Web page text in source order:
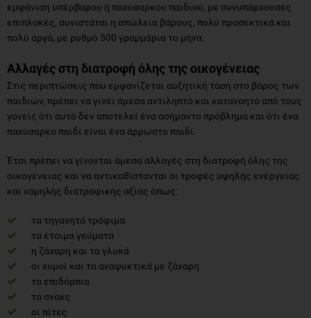
εμφάνιση υπέρβαρου ή παχύσαρκου παιδιού, με συνυπάρχουσες
επιπλοκές, συνιστάται η απώλεια βάρους, πολύ προσεκτικά και
πολύ αργά, με ρυθμό 500 γραμμάρια το μήνα.
Αλλαγές στη διατροφή όλης της οικογένειας
Στις περιπτώσεις που εμφανίζεται αυξητική τάση στο βάρος των
παιδιών, πρέπει να γίνει άμεσα αντιληπτό και κατανοητό από τους
γονείς ότι αυτό δεν αποτελεί ένα ασήμαντο πρόβλημα και ότι ένα
παχύσαρκο παιδί είναι ένα άρρωστο παιδί.
Έτσι πρέπει να γίνονται άμεσα αλλαγές στη διατροφή όλης της
οικογένειας και να αντικαθίστανται οι τροφές υψηλής ενέργειας
και χαμηλής διατροφικής αξίας όπως:
τα τηγανητά τρόφιμα
τα έτοιμα γεύματα
η ζάχαρη και τα γλυκά
οι χυμοί και τα αναψυκτικά με ζάχαρη
τα επιδόρπια
τα σνακς
οι πίτες